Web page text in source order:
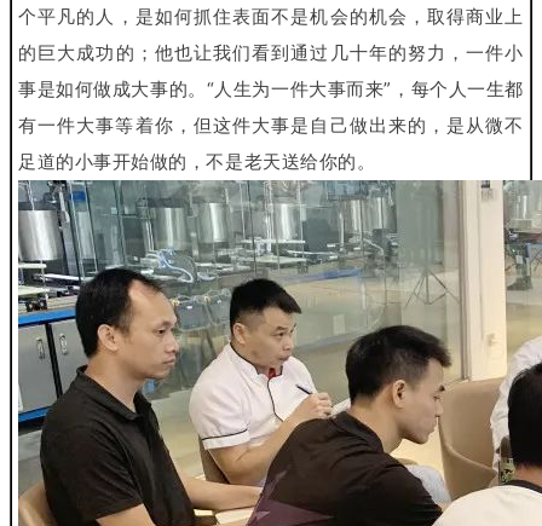
个平凡的人，是如何抓住表面不是机会的机会，取得商业上
的巨大成功 的；他也让我们看到通过几十年的努力，一件小
事是如何做成大事的。 “人生为一件大事而来”，每个人一生都
有一件大事等着你，但这件大事是自己做出来的，是从微不
足道的小事开始做的，不是老天送给你的。